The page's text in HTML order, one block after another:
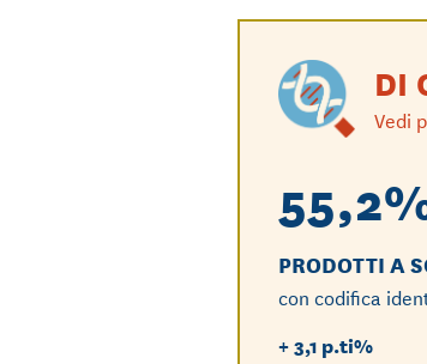
DI
Vedi
PRODOTTI A
con codifica
+ 3,1 p.ti%